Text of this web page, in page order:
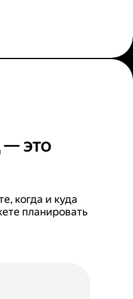
это
когда и куда
планировать